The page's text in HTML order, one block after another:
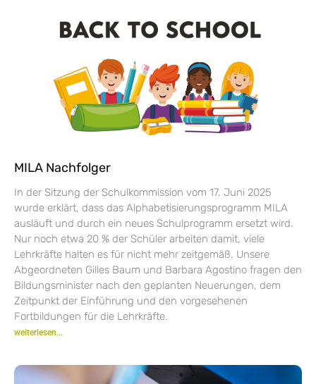
MILA Nachfolger
In der Sitzung der Schulkommission vom 17. Juni 2025
wurde erklärt, dass das Alphabetisierungsprogramm MILA
ausläuft und durch ein neues Schulprogramm ersetzt wird.
Nur noch etwa 20 % der Schüler arbeiten damit, viele
Lehrkräfte halten es für nicht mehr zeitgemäß. Unsere
Abgeordneten Gilles Baum und Barbara Agostino fragen den
Bildungsminister nach den geplanten Neuerungen, dem
Zeitpunkt der Einführung und den vorgesehenen
Fortbildungen für die Lehrkräfte.
weiterlesen...